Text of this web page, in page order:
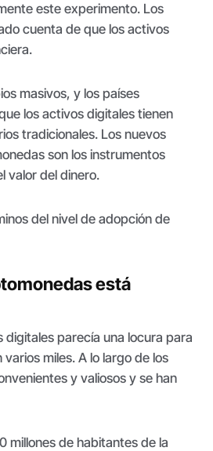
este experimento. Los
cuenta de que los activos
masivos, y los países
los activos digitales tienen
tradicionales. Los nuevos
son los instrumentos
valor del dinero.
del nivel de adopción de
está
digitales parecía una locura para
miles. A lo largo de los
y valiosos y se han
millones de habitantes de la